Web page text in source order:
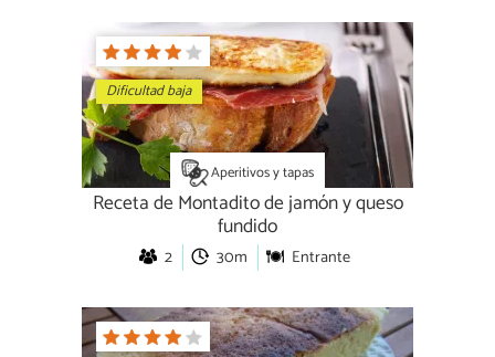
Dificultad baja
Aperitivos y tapas
Receta de Montadito de jamón y queso
fundido
2 30m Entrante